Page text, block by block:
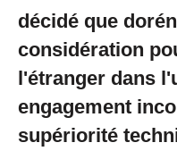
décidé que
considération
l'étranger dans
engagement
supériorité